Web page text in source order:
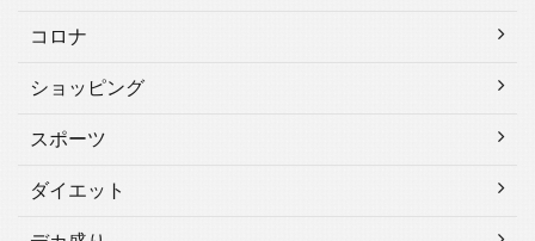
コロナ
ショッピング
スポーツ
ダイエット